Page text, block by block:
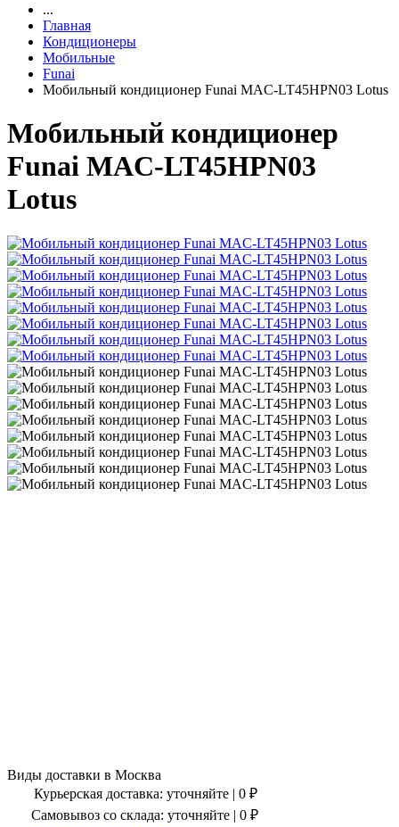
...
Главная
Кондиционеры
Мобильные
Funai
Мобильный кондиционер Funai MAC-LT45HPN03 Lotus
Мобильный кондиционер
Funai MAC-LT45HPN03
Lotus
Виды доставки в Москва
Курьерская доставка: уточняйте | 0 ₽
Самовывоз со склада: уточняйте | 0 ₽